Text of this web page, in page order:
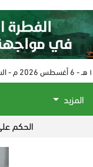
المزيد
الحكم على مفتي